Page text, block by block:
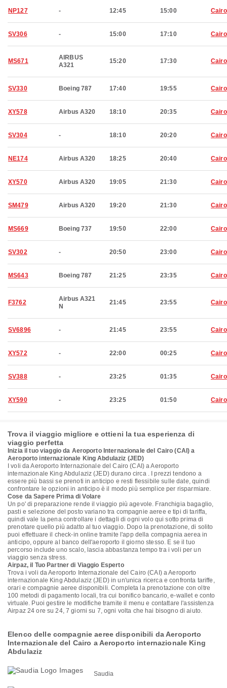
NP127 - 12:45 15:00 Cairo
SV306 - 15:00 17:10 Cairo
MS671
AIRBUS
A321
15:20 17:30 Cairo
SV330 Boeing 787 17:40 19:55 Cairo
XY578 Airbus A320 18:10 20:35 Cairo
SV304 - 18:10 20:20 Cairo
NE174 Airbus A320 18:25 20:40 Cairo
XY570 Airbus A320 19:05 21:30 Cairo
SM479 Airbus A320 19:20 21:30 Cairo
MS669 Boeing 737 19:50 22:00 Cairo
SV302 - 20:50 23:00 Cairo
MS643 Boeing 787 21:25 23:35 Cairo
F3762
Airbus A321
N
21:45 23:55 Cairo
SV6896 - 21:45 23:55 Cairo
XY572 - 22:00 00:25 Cairo
SV388 - 23:25 01:35 Cairo
XY590 - 23:25 01:50 Cairo
Trova il viaggio migliore e ottieni la tua esperienza di
viaggio perfetta
Inizia il tuo viaggio da Aeroporto Internazionale del Cairo (CAI) a
Aeroporto internazionale King Abdulaziz (JED)
I voli da Aeroporto Internazionale del Cairo (CAI) a Aeroporto
internazionale King Abdulaziz (JED) durano circa . I prezzi tendono a
essere più bassi se prenoti in anticipo e resti flessibile sulle date, quindi
confrontare le opzioni in anticipo è il modo più semplice per risparmiare.
Cose da Sapere Prima di Volare
Un po' di preparazione rende il viaggio più agevole. Franchigia bagaglio,
pasti e selezione del posto variano tra compagnie aeree e tipi di tariffa,
quindi vale la pena controllare i dettagli di ogni volo qui sotto prima di
prenotare quello più adatto al tuo viaggio. Dopo la prenotazione, di solito
puoi effettuare il check-in online tramite l'app della compagnia aerea in
anticipo, oppure al banco dell'aeroporto il giorno stesso. E se il tuo
percorso include uno scalo, lascia abbastanza tempo tra i voli per un
viaggio senza stress.
Airpaz, il Tuo Partner di Viaggio Esperto
Trova i voli da Aeroporto Internazionale del Cairo (CAI) a Aeroporto
internazionale King Abdulaziz (JED) in un'unica ricerca e confronta tariffe,
orari e compagnie aeree disponibili. Completa la prenotazione con oltre
100 metodi di pagamento locali, tra cui bonifico bancario, e-wallet e conto
virtuale. Puoi gestire le modifiche tramite il menu e contattare l'assistenza
Airpaz 24 ore su 24, 7 giorni su 7, ogni volta che hai bisogno di aiuto.
Elenco delle compagnie aeree disponibili da Aeroporto
Internazionale del Cairo a Aeroporto internazionale King
Abdulaziz
Saudia